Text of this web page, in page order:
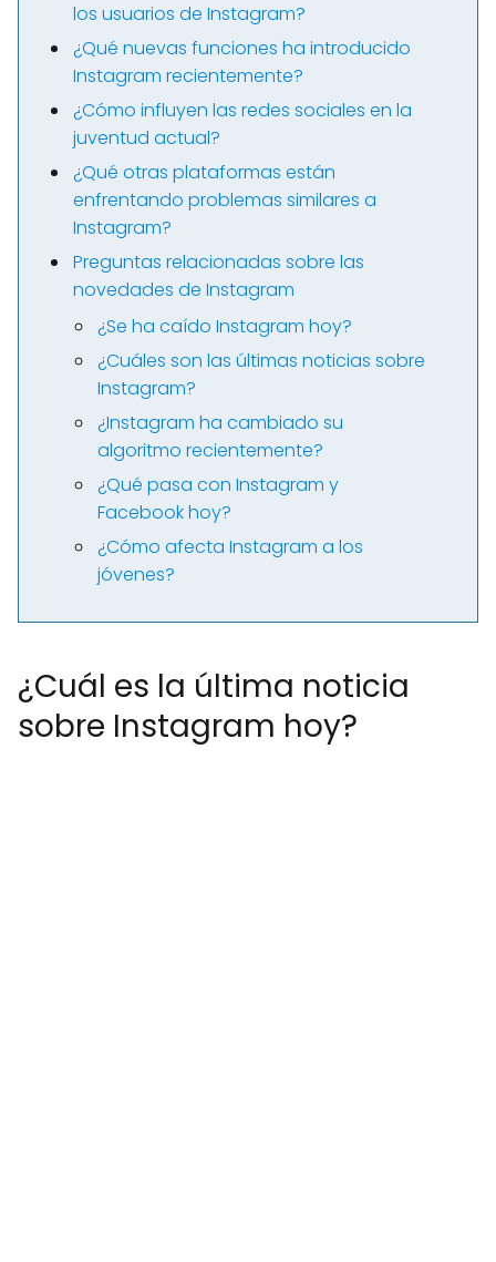
los usuarios de Instagram?
¿Qué nuevas funciones ha introducido
Instagram recientemente?
¿Cómo influyen las redes sociales en la
juventud actual?
¿Qué otras plataformas están
enfrentando problemas similares a
Instagram?
Preguntas relacionadas sobre las
novedades de Instagram
¿Se ha caído Instagram hoy?
¿Cuáles son las últimas noticias sobre
Instagram?
¿Instagram ha cambiado su
algoritmo recientemente?
¿Qué pasa con Instagram y
Facebook hoy?
¿Cómo afecta Instagram a los
jóvenes?
¿Cuál es la última noticia
sobre Instagram hoy?